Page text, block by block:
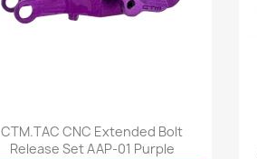
Aperçu rapide
CTM.TAC CNC Extended Bolt
Release Set AAP-01 Purple